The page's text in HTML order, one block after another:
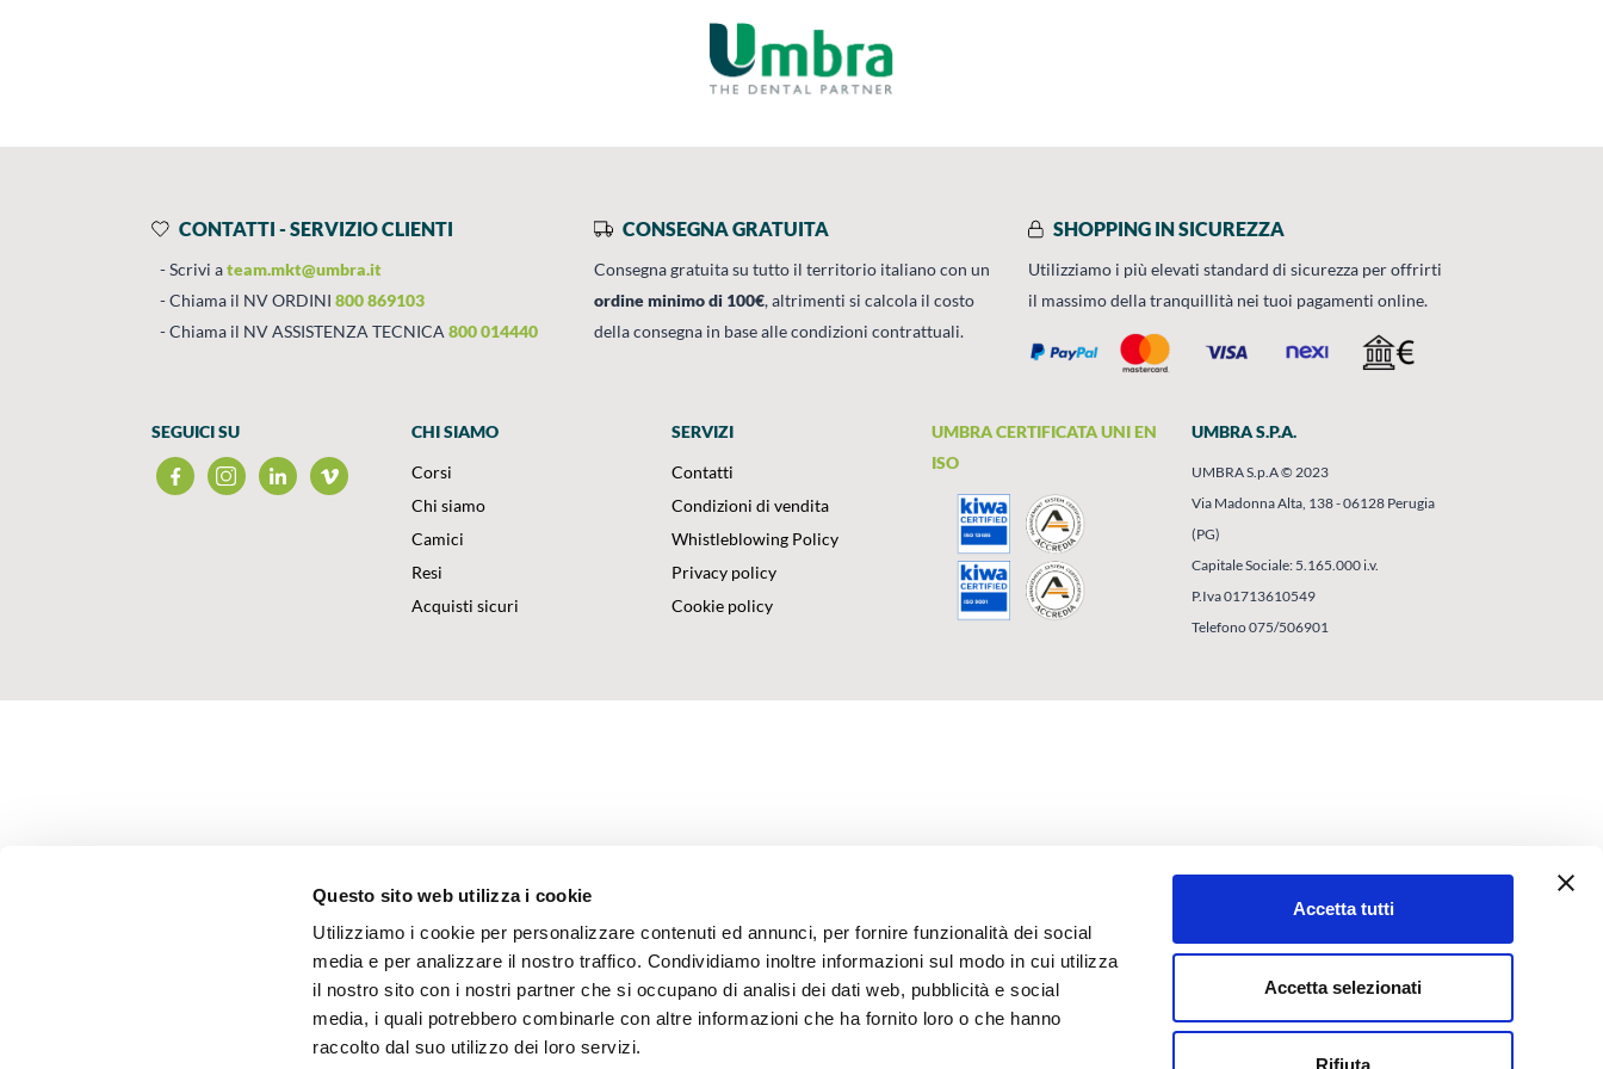
Questo sito web utilizza i cookie
Utilizziamo i cookie per personalizzare contenuti ed annunci, per fornire funzionalità dei social
media e per analizzare il nostro traffico. Condividiamo inoltre informazioni sul modo in cui utilizza
il nostro sito con i nostri partner che si occupano di analisi dei dati web, pubblicità e social
media, i quali potrebbero combinarle con altre informazioni che ha fornito loro o che hanno
raccolto dal suo utilizzo dei loro servizi.
Accetta tutti
Accetta selezionati
Rifiuta
CONTATTI - SERVIZIO CLIENTI
Scrivi ateam.mkt@umbra.it
Chiama il NV ORDINI 800 869103
Chiama il NV ASSISTENZA TECNICA 800 014440
CONSEGNA GRATUITA
Consegna gratuita su tutto il territorio italiano con un
ordine minimo di 100€, altrimenti si calcola il costo
della consegna in base alle condizioni contrattuali.
SHOPPING IN SICUREZZA
Utilizziamo i più elevati standard di sicurezza per offrirti
il massimo della tranquillità nei tuoi pagamenti online.
SEGUICI SU
CHI SIAMO
Corsi
Chi siamo
Camici
Resi
Acquisti sicuri
SERVIZI
Contatti
Condizioni di vendita
Whistleblowing Policy
Privacy policy
Cookie policy
UMBRA CERTIFICATA UNI EN
ISO
UMBRA S.P.A.
UMBRA S.p.A © 2023
Via Madonna Alta, 138 - 06128 Perugia
(PG)
Capitale Sociale: 5.165.000 i.v.
P.Iva 01713610549
Telefono 075/506901